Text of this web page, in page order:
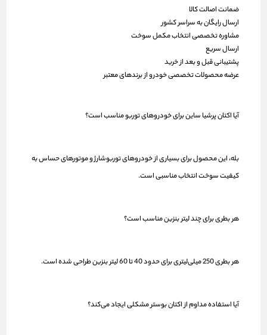
ضمانت اصالت کالا
ارسال رایگان به سراسر کشور
مشاوره تخصصی انتخاب مکمل سوخت
ارسال سریع
پشتیبانی قبل و بعد از خرید
عرضه محصولات تخصصی خودرو از برندهای معتبر
آیا اکتان پرشیا ساین برای خودروهای توربو مناسب است؟
بله، این محصول برای بسیاری از خودروهای توربوشارژ و موتورهای حساس به
کیفیت سوخت انتخاب مناسبی است.
هر بطری برای چند لیتر بنزین مناسب است؟
هر بطری 250 میلی‌لیتری برای حدود 40 تا 60 لیتر بنزین طراحی شده است.
آیا استفاده مداوم از اکتان بوستر مشکلی ایجاد می‌کند؟